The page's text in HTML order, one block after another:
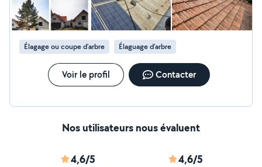
Élagage ou coupe d'arbre Élaguage d'arbre
Voir le profil Contacter
Nos utilisateurs nous évaluent
4,6/5 4,6/5